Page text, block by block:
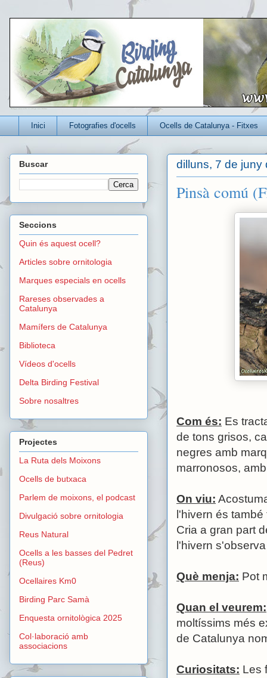
Un blog per conèixer millor els ocells que viuen a Catalunya
Inici Fotografies d'ocells Ocells de Catalunya - Fitxes
dilluns, 7 de juny
Pinsà comú
Com és: Es
de tons grisos,
negres amb
marronosos,
On viu:
l'hivern és
Cria a gran part
l'hivern
Què menja: Pot
Quan el veurem:
moltíssims més
de Catalunya
Curiositats: Les
Buscar
Seccions
Quin és aquest ocell?
Articles sobre ornitologia
Marques especials en ocells
Rareses observades a
Catalunya
Mamífers de Catalunya
Biblioteca
Vídeos d'ocells
Delta Birding Festival
Sobre nosaltres
Projectes
La Ruta dels Moixons
Ocells de butxaca
Parlem de moixons, el podcast
Divulgació sobre ornitologia
Reus Natural
Ocells a les basses del Pedret
(Reus)
Ocellaires Km0
Birding Parc Samà
Enquesta ornitològica 2025
Col·laboració amb
associacions